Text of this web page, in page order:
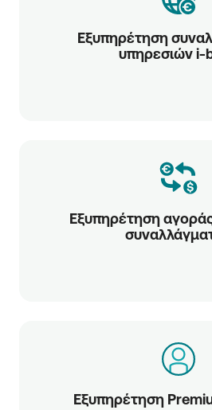
Εξυπηρέτηση
υπηρεσιών i-
Εξυπηρέτηση
Εξυπηρέτηση